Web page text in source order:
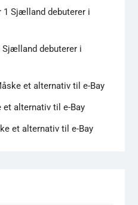
1 Sjælland debuterer i
Sjælland debuterer i
et alternativ til e-Bay
et alternativ til e-Bay
et alternativ til e-Bay